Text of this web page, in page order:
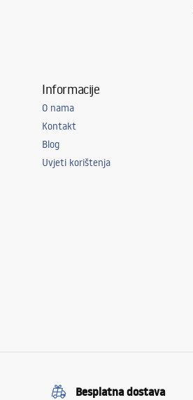
Informacije
O nama
Kontakt
Blog
Uvjeti korištenja
Besplatna dostava